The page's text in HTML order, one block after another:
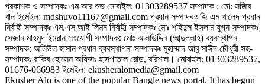
প্রকাশক ও সম্পাদকঃ এম আর শুভ মোবাইল: 01303289537 সম্পাদক : মো: সজিব
খান ইমেইল: mdshuvo11167@gmail.com প্রধান সম্পাদকঃ জি এম খালেদ প্রধান
নির্বাহী সম্পাদকঃ এম.এস আই লিমন নির্বাহী সম্পাদকঃ মোঃ শহিদুল ইসলাম যুগ্ন সম্পাদকঃ
সেজান মাহমুদ ইমরান সহযোগী সম্পাদকঃ মোঃ আলাউদ্দিন (আব্দুল্লাহ) ব্যবস্থাপনা
সম্পাদক: অলিউল হাসান প্রধান ব্যবস্থাপনা সম্পাদকঃ মুহাম্মাদ আবু সাঈদ চৌধুরী সহ-
সম্পাদকঃ রাকিব হোসেন অফিসঃ হাসপাতাল রোড, বরিশাল। মোবাইল: 01303289537,
01676-066983 ইমেইল: ekusheralomedia@gmail.com
Ekusher Alo is one of the popular Bangle news portal. It has begun